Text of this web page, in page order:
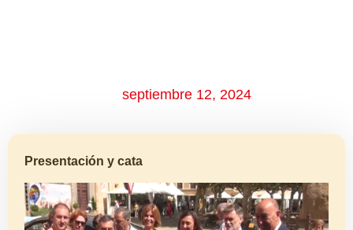
septiembre 12, 2024
Presentación y cata